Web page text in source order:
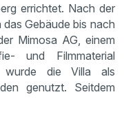
errichtet. Nach der
Gebäude bis nach
Mimosa AG, einem
und Filmmaterial
die Villa als
genutzt. Seitdem